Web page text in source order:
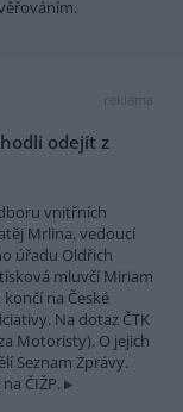
reklama
odejít z
vnitřních
Mrlina, vedoucí
úřadu Oldřich
mluvčí Miriam
končí na České
Na dotaz ČTK
Motoristy). O jejich
Seznam Zprávy.
ČIŽP.